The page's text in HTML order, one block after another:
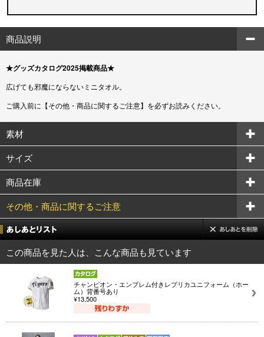
商品説明
★グッズカタログ2025掲載商品★
広げても邪魔にならないミニタオル。
ご購入前に【その他・商品に関するご注意】を必ずお読みください。
素材
サイズ
商品在庫
その他・商品に関するご注意
この商品を見た人は、こんな商品も見ています
チャンピオン・エンブレム付きレプリカユニフォーム（ホー
ム）背番号あり
¥13,500